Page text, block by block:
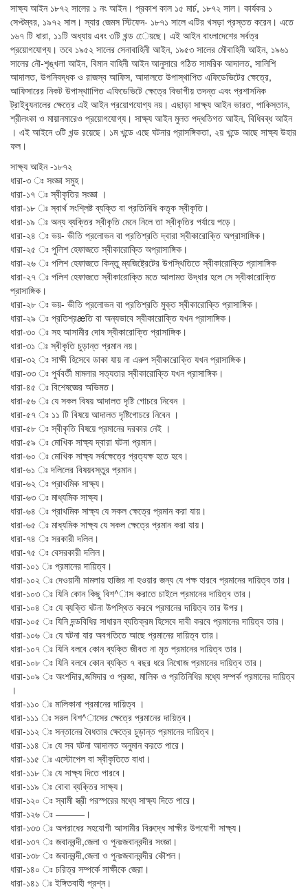
সাক্ষ্য আইন ১৮৭২ সালের ১ নং আইন। প্রকাশ কাল ১৫ মার্চ, ১৮৭২ সাল। কার্যকর ১
সেপ্টম্বর, ১৯৭২ সাল। স্যার জেমস স্টিফেন- ১৮৭১ সালে এটির খসড়া প্রস্তত করেন। এতে
১৬৭ টি ধারা, ১১টি অধ্যায় এবং ৩টি খন্ড েেয়ছে। এই আইন বাংলাদেশের সর্বত্র
প্রয়োগযোগ্য। তবে ১৯৫২ সালের সেনাবাহিনী আইন, ১৯৫৩ সালের মৌবাহিনী আইন, ১৯৬১
সালের নৌ-শৃঙ্খলা আইন, বিমান বাহিনী আইন আনুসারে গঠিত সামরিক আদালত, সালিশি
আদালত, উপনিবদ্ধক ও রাজস্ব আফিস, আদালতে উপাস্থাপিত এফিডেভিটের ক্ষেত্রে,
আফিসারের নিকট উপাস্থাাপিত এফিডেভিটে ক্ষেত্রে বিভাগীয় তদন্ত এবং প্রশাসনিক
ট্রাইব্যুনালের ক্ষেত্রে এই আইন প্রয়োগযোগ্য নয়। এছাড়া সাক্ষ্য আইন ভারত, পাকিস্তান,
শ্রীলংকা ও মায়ানমারেও প্রয়োগযোগ্য। সাক্ষ্য আইন মুলত পদ্ধতিগত আইন, বিধিবব্ধ আইন
। এই আইনে ৩টি খন্ড রয়েছে। ১ম খন্ডে এছে ঘটনার প্রাসঙ্গিকতা, ২য় খন্ডে আছে সাক্ষ্য উহার
ফল।
সাক্ষ্য আইন -১৮৭২
ধারা-৩ ঃ সংজ্ঞা সমুহ।
ধারা-১৭ ঃ স্বীকৃতির সংজ্ঞা ।
ধারা-১৮ ঃ স্বার্থ সংশ্লিষ্ট ব্যক্তি বা প্রতিনিধি কতৃক স্বীকৃতি।
ধারা-১৯ ঃ অন্য ব্যক্তির স্বীকৃতি মেনে নিলে তা স্বীকৃতির পর্যায়ে পড়ে।
ধারা-২৪ ঃ ভয়- ভীতি প্রলোভন বা প্রতিশ্রতি দ্বারা স্বীকারোক্তি অপ্রাসাঙ্গিক।
ধারা-২৫ ঃ পুলিশ হেফাজতে স্বীকারোক্তি অপ্রাসাঙ্গিক।
ধারা-২৬ ঃ পলিশ হেফাজতে কিন্তু ম্যজিষ্ট্রেটের উপস্থিতিতে স্বীকারোক্তি প্রাসাঙ্গিক
ধারা-২৭ ঃ পলিশ হেফাজতে স্বীকারোক্তি মতে আলামত উদ্ধার হলে সে স্বীকারোক্তি
প্রাসাঙ্গিক।
ধারা-২৮ ঃ ভয়- ভীতি প্রলোভন বা প্রতিশ্রতি মুক্ত স্বীকারোক্তি প্রাসাঙ্গিক।
ধারা-২৯ ঃ প্রতিশ্রæতি বা অন্যভাবে স্বীকারোক্তি যখন প্রাসাঙ্গিক।
ধারা-৩০ ঃ সহ আসামীর দোষ স্বীকারোক্তি প্রাসাঙ্গিক।
ধারা-৩১ ঃ স্বীকৃতি চুড়ান্ত প্রমান নয়।
ধারা-৩২ ঃ সাক্ষী হিসেবে ডাকা যায় না এরুপ স্বীকারোক্তি যখন প্রাসাঙ্গিক।
ধারা-৩৩ ঃ পুর্ববর্তী মামলার সত্যতার স্বীকারোক্তি যখন প্রাসাঙ্গিক।
ধারা-৪৫ ঃ বিশেষজ্ঞের অভিমত।
ধারা-৫৬ ঃ যে সকল বিষয় আদালত দৃষ্টি গোচরে নিবেন ।
ধারা-৫৭ ঃ ১১ টি বিষয়ে আদালত দৃষ্টিগোচরে নিবেন ।
ধারা-৫৮ ঃ স্বীকৃতি বিষয়ে প্রমানের দরকার নেই ।
ধারা-৫৯ ঃ মোখিক সাক্ষ্য দ্বারা ঘটনা প্রমান।
ধারা-৬০ ঃ মোখিক সাক্ষ্য সর্বক্ষেত্রে প্রত্যক্ষ হতে হবে।
ধারা-৬১ ঃ দলিলের বিষয়বস্তুর প্রমান।
ধারা-৬২ ঃ প্রাথমিক সাক্ষ্য।
ধারা-৬৩ ঃ মাধ্যমিক সাক্ষ্য।
ধারা-৬৪ ঃ প্রাথমিক সাক্ষ্য যে সকল ক্ষেত্রে প্রমান করা যায়।
ধারা-৬৫ ঃ মাধ্যমিক সাক্ষ্য যে সকল ক্ষেত্রে প্রমান করা যায়।
ধারা-৭৪ ঃ সরকারী দলিল।
ধারা-৭৫ ঃ বেসরকারী দলিল।
ধারা-১০১ ঃ প্রমানের দায়িত্ব।
ধারা-১০২ ঃ দেওয়ানী মামলায় হাজির না হওয়ার জন্য যে পক্ষ হারবে প্রমানের দায়িত্ব তার।
ধারা-১০৩ ঃ যিনি কোন কিছু বিশ^াস করাতে চাইলে প্রমানের দায়িত্ব তার।
ধারা-১০৪ ঃ যে ব্যক্তি ঘটনা উপস্থিত করবে প্রমানের দায়িত্ব তার উপর।
ধারা-১০৫ ঃ যিনি দন্ডবিধির সাধারন ব্যতিক্রম হিসেবে দাবী করবে প্রমানের দায়িত্ব তার।
ধারা-১০৬ ঃ যে ঘটনা যার অবগতিতে আছে প্রমানের দায়িত্ব তার।
ধারা-১০৭ ঃ যিনি বলবে কোন ব্যক্তি জীবত না মৃত প্রমানের দায়িত্ব তার।
ধারা-১০৮ ঃ যিনি বলবে কোন ব্যক্তি ৭ বছর ধরে নিখোজ প্রমানের দায়িত্ব তার।
ধারা-১০৯ ঃ অংশদিার,জমিদার ও প্রজা, মালিক ও প্রতিনিধির মধ্যে সম্পর্ক প্রমানের দায়িত্ব
।
ধারা-১১০ ঃ মালিকানা প্রমানের দায়িত্ব ।
ধারা-১১১ ঃ সরল বিশ^াসের ক্ষেত্রে প্রমানের দায়িত্ব।
ধারা-১১২ ঃ সন্তানের বৈধতার ক্ষেত্রে চুড়ান্ত প্রমানের দায়িত্ব।
ধারা-১১৪ ঃ যে সব ঘটনা আদালত অনুমান করতে পারে।
ধারা-১১৫ ঃ এস্টোপেল বা স্বীকৃতিতে বাধা।
ধারা-১১৮ ঃ যে সাক্ষ্য দিতে পারবে।
ধারা-১১৯ ঃ বোবা ব্যক্তির সাক্ষ্য।
ধারা-১২০ ঃ স্বামী স্ত্রী পরস্পরের মধ্যে সাক্ষ্য দিতে পারে।
ধারা-১২৬ ঃ ———।
ধারা-১৩৩ ঃ অপরাধের সহযোগী আসামীর বিরুদ্ধে সাক্ষীর উপযোগী সাক্ষ্য।
ধারা-১৩৭ ঃ জবানবন্দী,জেলা ও পুনঃজবানবন্দীর সংজ্ঞা।
ধারা-১৩৮ ঃ জবানবন্দী,জেলা ও পুনঃজবানবন্দীর কৌশল।
ধারা-১৪০ ঃ চরিত্র সম্পর্কে সাক্ষীকে জেরা।
ধারা-১৪১ ঃ ইঙ্গিতবাহী প্রশ্ন।